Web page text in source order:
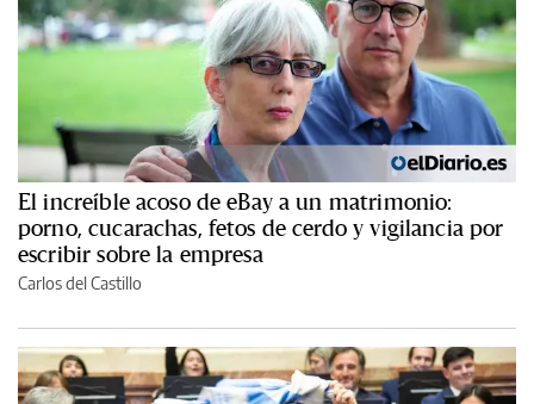
El increíble acoso de eBay a un matrimonio:
porno, cucarachas, fetos de cerdo y vigilancia por
escribir sobre la empresa
Carlos del Castillo